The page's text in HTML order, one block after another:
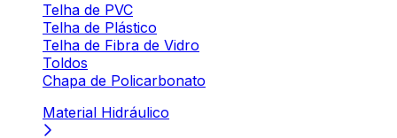
Telha de PVC
Telha de Plástico
Telha de Fibra de Vidro
Toldos
Chapa de Policarbonato
Material Hidráulico